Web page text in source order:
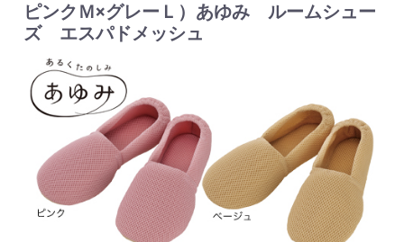
ピンクＭ×グレーＬ）あゆみ ルームシュー
ズ エスパドメッシュ